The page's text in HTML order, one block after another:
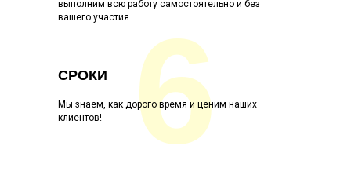
6
выполним всю работу самостоятельно и без
вашего участия.
Мы знаем, как дорого время и ценим наших
клиентов!
СРОКИ